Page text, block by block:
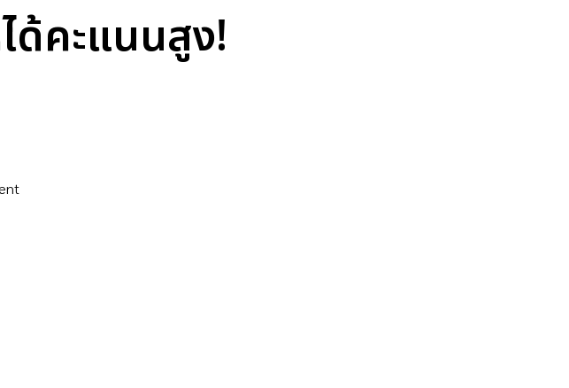
ด้คะแนนสูง!